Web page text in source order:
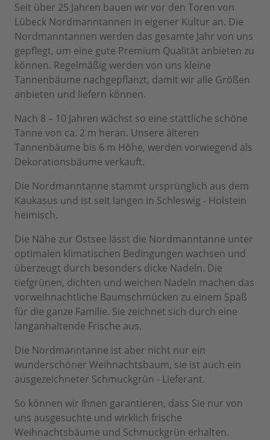
Seit über 25 Jahren bauen wir vor den Toren von
Lübeck Nordmanntannen in eigener Kultur an. Die
Nordmanntannen werden das gesamte Jahr von uns
gepflegt, um eine gute Premium Qualität anbieten zu
können. Regelmäßig werden von uns kleine
Tannenbäume nachgepflanzt, damit wir alle Größen
anbieten und liefern können.
Nach 8 – 10 Jahren wächst so eine stattliche schöne
Tanne von ca. 2 m heran. Unsere älteren
Tannenbäume bis 6 m Höhe, werden vorwiegend als
Dekorationsbäume verkauft.
Die Nordmanntanne stammt ursprünglich aus dem
Kaukasus und ist seit langen in Schleswig - Holstein
heimisch.
Die Nähe zur Ostsee lässt die Nordmanntanne unter
optimalen klimatischen Bedingungen wachsen und
überzeugt durch besonders dicke Nadeln. Die
tiefgrünen, dichten und weichen Nadeln machen das
vorweihnachtliche Baumschmücken zu einem Spaß
für die ganze Familie. Sie zeichnet sich durch eine
langanhaltende Frische aus.
Die Nordmanntanne ist aber nicht nur ein
wunderschöner Weihnachtsbaum, sie ist auch ein
ausgezeichneter Schmuckgrün - Lieferant.
So können wir Ihnen garantieren, dass Sie nur von
uns ausgesuchte und wirklich frische
Weihnachtsbäume und Schmuckgrün erhalten.